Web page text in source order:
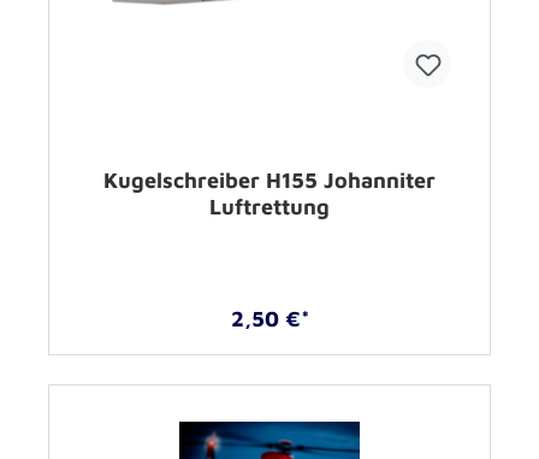
Kugelschreiber H155 Johanniter
Luftrettung
2,50 €*